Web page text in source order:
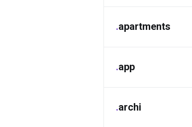
.apartments
.app
.archi